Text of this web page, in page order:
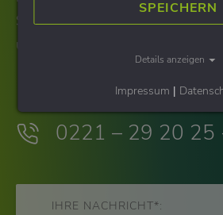
Strategie für Ihren Website-
uns und lassen Sie sich
0221 – 29 20 25
IHRE NACHRICHT*:
SPEICHERN
Details anzeigen
Impressum |